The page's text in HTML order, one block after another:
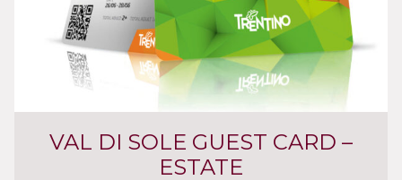
VAL DI SOLE GUEST CARD –
ESTATE